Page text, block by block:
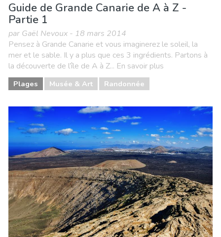
Guide de Grande Canarie de A à Z -
Partie 1
par Gaël Nevoux - 18 mars 2014
Pensez à Grande Canarie et vous imaginerez le soleil, la
mer et le sable. Il y a plus que ces 3 ingrédients. Partons à
la découverte de l’île de A à Z... En savoir plus
Plages Musée & Art Randonnée